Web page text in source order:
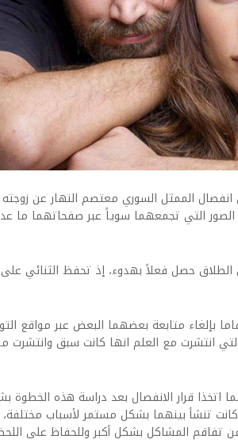
الممثل السوري معتصم النهار عن
التي تجمعهما سوياً عبر صفحاتهما ما
حصل فعلاً بهدوء، إذ تحفظ الثنائي على
بإلغاء متابعة بعضهما البعض عبر مواقع
انتشرت مع العلم انها كانت سبق وانتشرت
اتخذا قرار الانفصال بعد دراسة هذه الخطوة
كانت تنشأ بينهما بشكل مستمر لأسباب
المشاكل بشكل أكبر وللحفاظ على